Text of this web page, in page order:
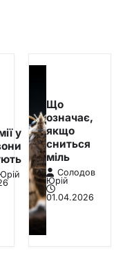
у
Що
означає,
якщо
сниться
міль
Солодов
Юрій
01.04.2026